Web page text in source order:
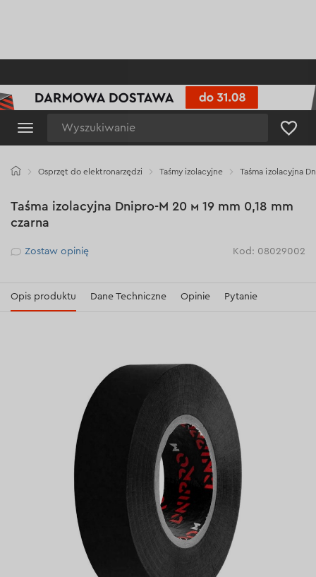
Osprzęt do elektronarzędzi Taśmy izolacyjne Taśma izolacyjna
Taśma izolacyjna Dnipro-M 20 м 19 mm 0,18 mm
czarna
Рейтинг
Zostaw opinię Kod: 08029002
Opis produktu Dane Techniczne Opinie Pytanie